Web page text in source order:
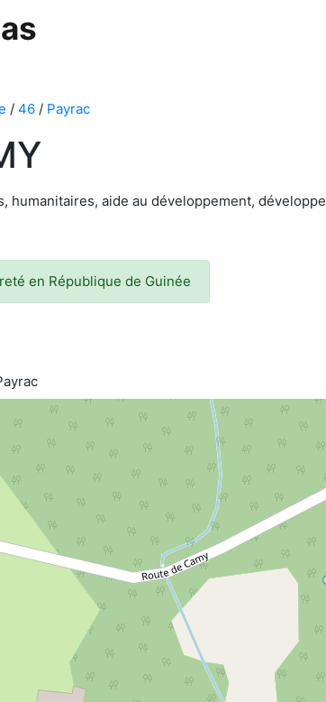
/ 46 / Payrac
humanitaires, aide au développement,
en République de Guinée